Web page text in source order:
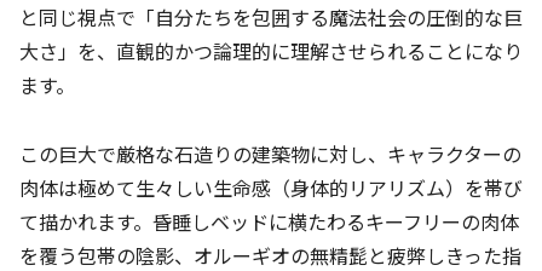
と同じ視点で「自分たちを包囲する魔法社会の圧倒的な巨
大さ」を、直観的かつ論理的に理解させられることになり
ます。
この巨大で厳格な石造りの建築物に対し、キャラクターの
肉体は極めて生々しい生命感（身体的リアリズム）を帯び
て描かれます。昏睡しベッドに横たわるキーフリーの肉体
を覆う包帯の陰影、オルーギオの無精髭と疲弊しきった指